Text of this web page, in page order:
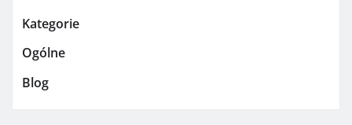
Kategorie
Ogólne
Blog